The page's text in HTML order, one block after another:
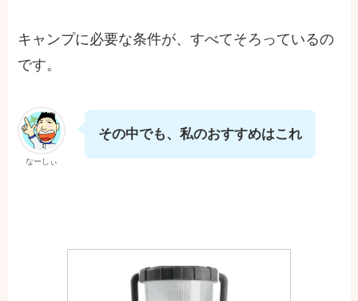
キャンプに必要な条件が、すべてそろっているの
です。
なーしぃ
その中でも、私のおすすめはこれ